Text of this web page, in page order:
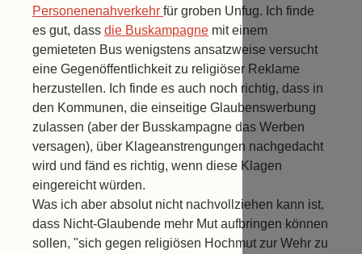
Personenenahverkehr für groben Unfug. Ich finde
es gut, dass die Buskampagne mit einem
gemieteten Bus wenigstens ansatzweise versucht
eine Gegenöffentlichkeit zu religiöser Reklame
herzustellen. Ich finde es auch noch richtig, dass in
den Kommunen, die einseitige Glaubenswerbung
zulassen (aber der Busskampagne das Werben
versagen), über Klageanstrengungen nachgedacht
wird und fänd es richtig, wenn diese Klagen
eingereicht würden.
Was ich aber absolut nicht nachvollziehen kann ist,
dass Nicht-Glaubende mehr Mut aufbringen können
sollen, "sich gegen religiösen Hochmut zur Wehr zu